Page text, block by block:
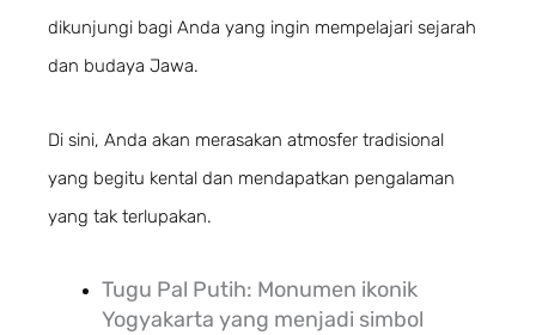
dikunjungi bagi Anda yang ingin mempelajari sejarah
dan budaya Jawa.
Di sini, Anda akan merasakan atmosfer tradisional
yang begitu kental dan mendapatkan pengalaman
yang tak terlupakan.
Tugu Pal Putih: Monumen ikonik
Yogyakarta yang menjadi simbol